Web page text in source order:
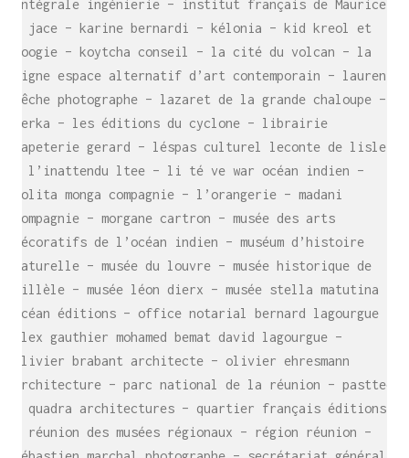
intégrale ingénierie – institut français de Maurice
– jace – karine bernardi – kélonia – kid kreol et
boogie – koytcha conseil – la cité du volcan – la
ligne espace alternatif d’art contemporain – laurent
bêche photographe – lazaret de la grande chaloupe –
lerka – les éditions du cyclone – librairie
papeterie gerard – léspas culturel leconte de lisle
– l’inattendu ltee – li té ve war océan indien –
lolita monga compagnie – l’orangerie – madani
compagnie – morgane cartron – musée des arts
décoratifs de l’océan indien – muséum d’histoire
naturelle – musée du louvre – musée historique de
villèle – musée léon dierx – musée stella matutina –
océan éditions – office notarial bernard lagourgue
alex gauthier mohamed bemat david lagourgue –
olivier brabant architecte – olivier ehresmann
architecture – parc national de la réunion – pasttec
– quadra architectures – quartier français éditions
– réunion des musées régionaux – région réunion –
SE RENCONTRER.
C’est toujours mieux de se voir
afin de parler le même langage.